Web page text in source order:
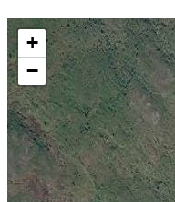
+
−